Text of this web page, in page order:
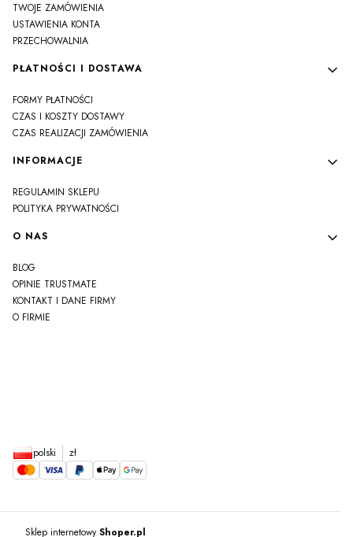
TWOJE ZAMÓWIENIA
USTAWIENIA KONTA
PRZECHOWALNIA
PŁATNOŚCI I DOSTAWA
FORMY PŁATNOŚCI
CZAS I KOSZTY DOSTAWY
CZAS REALIZACJI ZAMÓWIENIA
INFORMACJE
REGULAMIN SKLEPU
POLITYKA PRYWATNOŚCI
O NAS
BLOG
OPINIE TRUSTMATE
KONTAKT I DANE FIRMY
O FIRMIE
polski zł
Sklep internetowyShoper.pl